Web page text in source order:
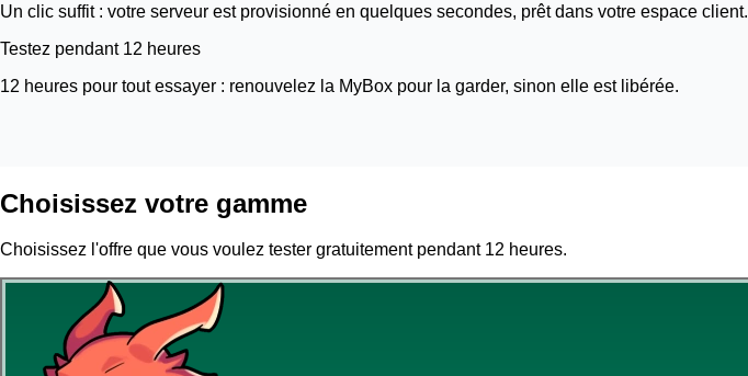
Un clic suffit : votre serveur est provisionné en quelques secondes, prêt dans votre espace client.
Testez pendant 12 heures
12 heures pour tout essayer : renouvelez la MyBox pour la garder, sinon elle est libérée.
Choisissez votre gamme
Choisissez l'offre que vous voulez tester gratuitement pendant 12 heures.